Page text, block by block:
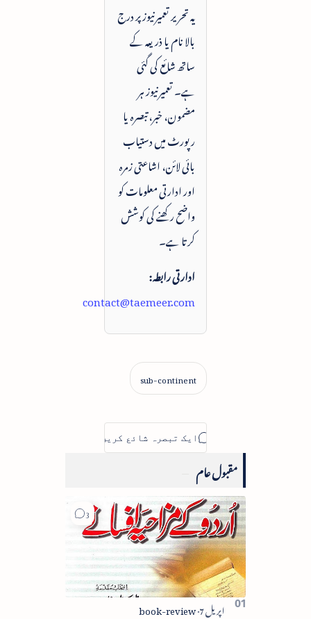
یہ تحریر تعمیرنیوز پر درج
بالا نام یا ذریعہ کے
ساتھ شائع کی گئی
ہے۔ تعمیرنیوز ہر
مضمون، خبر، تبصرہ یا
رپورٹ میں دستیاب
بائی لائن، اشاعتی زمرہ
اور ادارتی معلومات کو
واضح رکھنے کی کوشش
کرتا ہے۔
ادارتی رابطہ:
contact@taemeer.com
مقبول عام